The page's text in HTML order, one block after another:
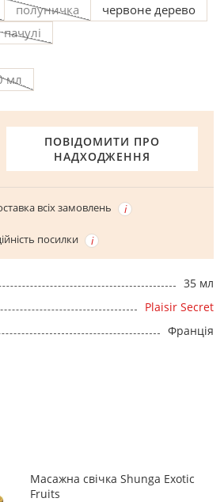
полуничка
червоне дерево
пачулі
мл
ПОВІДОМИТИ ПРО
НАДХОДЖЕННЯ
всіх замовлень
посилки
35 мл
Plaisir Secret
Франція
Масажна свічка Shunga Exotic
Fruits